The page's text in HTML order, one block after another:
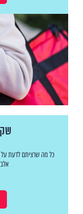
כל מה שרציתם לדעת על